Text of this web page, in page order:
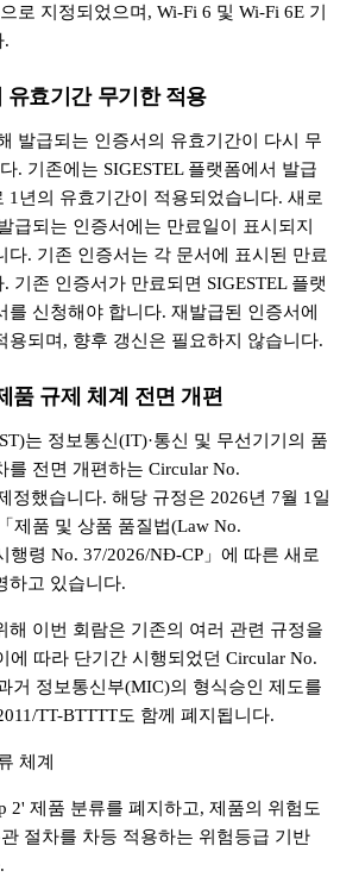
로 지정되었으며, Wi-Fi 6 및 Wi-Fi 6E 기
.
효기간 무기한 적용
발급되는 인증서의 유효기간이 다시 무
. 기존에는 SIGESTEL 플랫폼에서 발급
1년의 유효기간이 적용되었습니다. 새로
급되는 인증서에는 만료일이 표시되지
다. 기존 인증서는 각 문서에 표시된 만료
기존 인증서가 만료되면 SIGESTEL 플랫
를 신청해야 합니다. 재발급된 인증서에
용되며, 향후 갱신은 필요하지 않습니다.
품 규제 체계 전면 개편
는 정보통신(IT)·통신 및 무선기기의 품
를 전면 개편하는 Circular No.
정했습니다. 해당 규정은 2026년 7월 1일
제품 및 상품 품질법(Law No.
행령 No. 37/2026/NĐ-CP」에 따른 새로
하고 있습니다.
해 이번 회람은 기존의 여러 관련 규정을
에 따라 단기간 시행되었던 Circular No.
거 정보통신부(MIC)의 형식승인 제도를
TT-BTTTT도 함께 폐지됩니다.
체계
2' 제품 분류를 폐지하고, 제품의 위험도
절차를 차등 적용하는 위험등급 기반